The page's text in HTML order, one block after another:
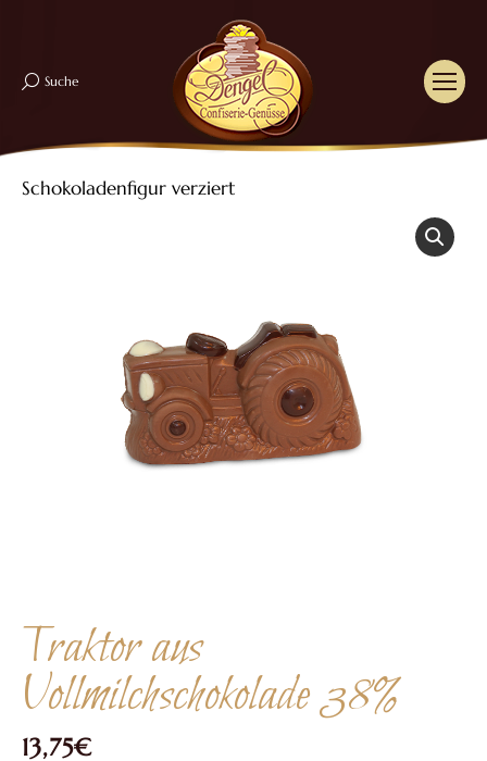
Search:
Suche
Traktor aus
Vollmilchschokolade 38%
13,75€
Schokoladenfigur verziert